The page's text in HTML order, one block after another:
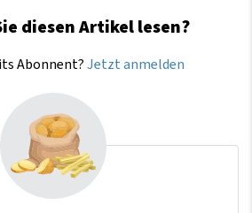
diesen Artikel lesen?
Abonnent?Jetzt anmelden